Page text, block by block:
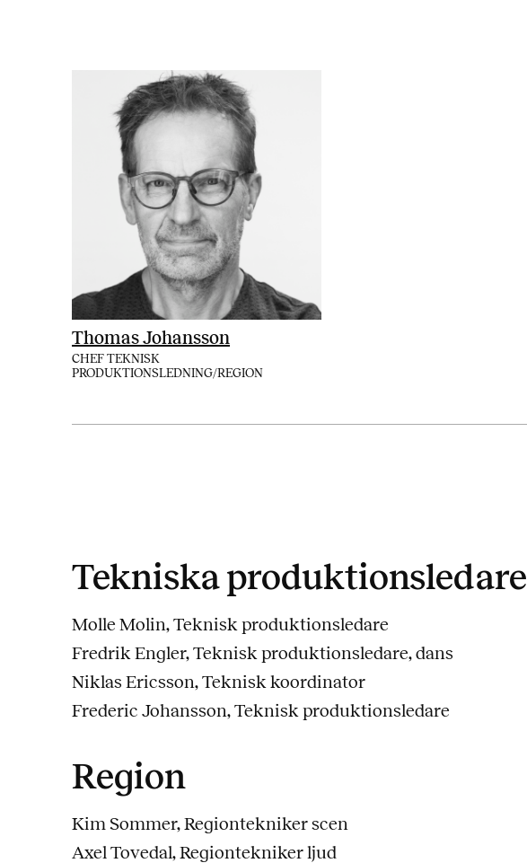
Thomas Johansson
CHEF TEKNISK
PRODUKTIONSLEDNING/REGION
Tekniska produktionsledare
Molle Molin, Teknisk produktionsledare
Fredrik Engler, Teknisk produktionsledare, dans
Niklas Ericsson, Teknisk koordinator
Frederic Johansson, Teknisk produktionsledare
Region
Kim Sommer, Regiontekniker scen
Axel Tovedal, Regiontekniker ljud